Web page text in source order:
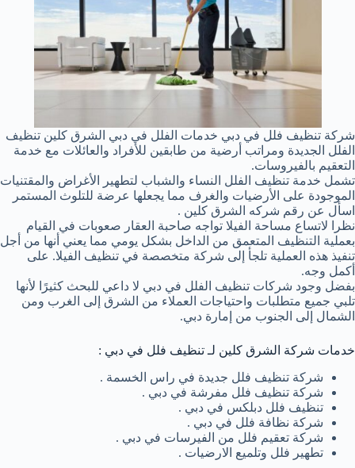
شركة تنظيف فلل في دبي خدمات الفلل في دبي الشرق كلين تنظيف
الفلل الجديدة ومراتب أرضية من طابقين للأفراد والعائلات مع خدمة
التعقيم بالفيروسات.
تشمل خدمة تنظيف الفلل النساء والشباب لتطهير الأغراض والمقتنيات
الموجودة على الأرضيات والغرف مما يجعلها عرضة للتلوث المستمر
اسأل عن رقم شركه الشرق كلين .
نظرا لاتساع مساحة الفيلا تواجه صاحبة العقار صعوبات في القيام
بعملية التنظيف المتعمق من الداخل بشكل يومي مما يعني أنها من أجل
تنفيذ هذه العملية تلجأ إلى شركة متخصصة في تنظيف الفيلا. على
أكمل وجه.
بفضل وجود شركات تنظيف الفلل في دبي لا داعي للبحث كثيرًا لأنها
تلبي جميع متطلبات واحتياجات العملاء من الشرق إلى الغرب ومن
الشمال إلى الجنوب من إمارة دبي.
خدمات شركة الشرق كلين لـ تنظيف فلل في دبي :
شركة تنظيف فلل جديدة في راس الخسمة .
شركة تنظيف فلل مفرشة في دبي .
تنظيف فلل دبلكس في دبي .
شركة نظافة فلل في دبي .
شركة تعقيم فلل من الفيرسات في دبي .
تطهير فلل وتلميع الارضيات .